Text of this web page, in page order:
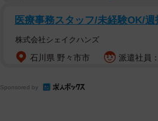
医療事務スタッフ/未経験OK/
株式会社シェイクハンズ
石川県 野々市市 派遣社員
Sponsored by